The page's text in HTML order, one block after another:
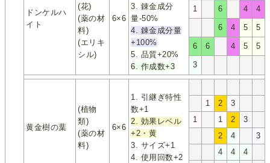
ドンケルハ
イト
(花)
(薬の材
料)
(エリキ
シル)
6×6
3. 錬金成分
量-50%
4. 錬金成分量
+100%
5. 品質+20%
6. 作成数+3
1 6 4 4
6 4 5 5
6 6 4 5 5
3
黄金樹の葉
(植物
類)
(薬の材
料)
6×6
1. 引継ぎ特性
数+1
2. 効果レベル
+2・黄
3. サイズ+1
4. 使用回数+2
1 2
3
1
1 2
3
2
4
3
4
4
4